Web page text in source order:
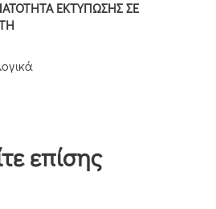
ΕΚΤΥΠΩΣΗΣ ΣΕ
επίσης